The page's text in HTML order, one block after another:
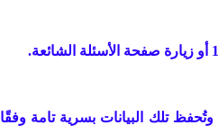
تلك البيانات بسرية تامة وفقًا